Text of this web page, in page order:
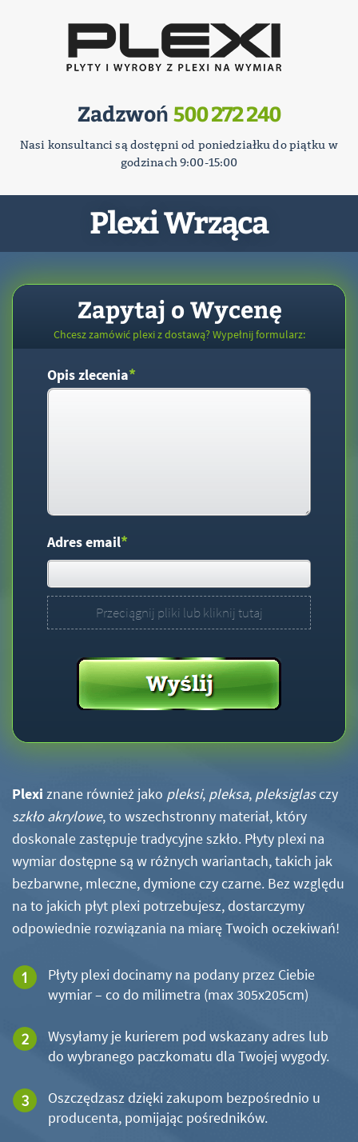
Zadzwoń 500 272 240
Nasi konsultanci są dostępni od poniedziałku do piątku w
godzinach 9:00-15:00
Plexi Wrząca
Zapytaj o Wycenę
Chcesz zamówić plexi z dostawą? Wypełnij formularz:
Opis zlecenia*
Adres email*
Przeciągnij pliki lub kliknij tutaj
Plexi znane również jako pleksi, pleksa, pleksiglasczy
szkło akrylowe, to wszechstronny materiał, który
doskonale zastępuje tradycyjne szkło. Płyty plexi na
wymiar dostępne są w różnych wariantach, takich jak
bezbarwne, mleczne, dymione czy czarne. Bez względu
na to jakich płyt plexi potrzebujesz, dostarczymy
odpowiednie rozwiązania na miarę Twoich oczekiwań!
Płyty plexi docinamy na podany przez Ciebie
wymiar – co do milimetra (max 305x205cm)
Wysyłamy je kurierem pod wskazany adres lub
do wybranego paczkomatu dla Twojej wygody.
Oszczędzasz dzięki zakupom bezpośrednio u
producenta, pomijając pośredników.